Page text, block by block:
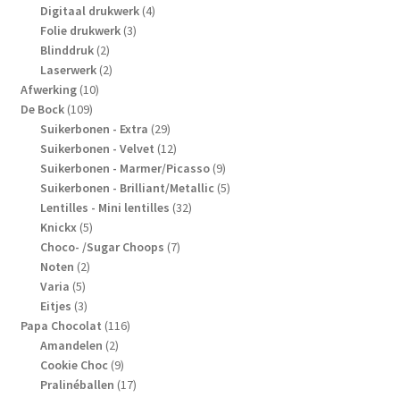
producten
Digitaal drukwerk 44
Folie drukwerk 33
Blinddruk 22
producten
Laserwerk 22
Afwerking 1010
De Bock 109109
producten
Suikerbonen - Extra 2929
producten
Suikerbonen - Velvet 1212
producten
Suikerbonen - Marmer/Picasso 99
producten
Suikerbonen - Brilliant/Metallic 55
Lentilles - Mini lentilles 3232
Knickx 55
producten
Choco- /Sugar Choops 77
Noten 22
Varia 55
producten
Eitjes 33
producten
Papa Chocolat 116116
Amandelen 22
producten
Cookie Choc 99
producten
Pralinéballen 1717